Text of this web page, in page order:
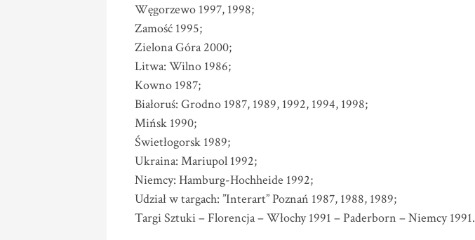
Węgorzewo 1997, 1998;
Zamość 1995;
Zielona Góra 2000;
Litwa: Wilno 1986;
Kowno 1987;
Białoruś: Grodno 1987, 1989, 1992, 1994, 1998;
Mińsk 1990;
Świetłogorsk 1989;
Ukraina: Mariupol 1992;
Niemcy: Hamburg-Hochheide 1992;
Udział w targach: ”Interart” Poznań 1987, 1988, 1989;
Targi Sztuki – Florencja – Włochy 1991 – Paderborn – Niemcy 1991.